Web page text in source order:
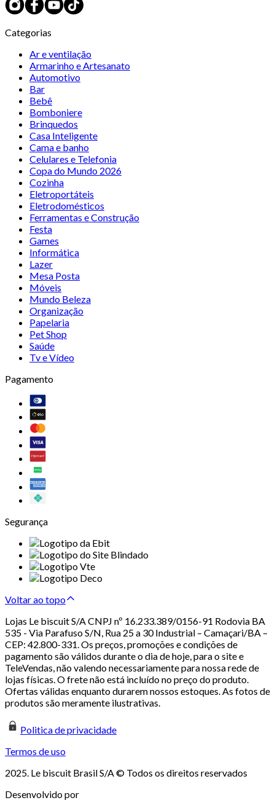
Categorias
Ar e ventilação
Armarinho e Artesanato
Automotivo
Bar
Bebê
Bomboniere
Brinquedos
Casa Inteligente
Cama e banho
Celulares e Telefonia
Copa do Mundo 2026
Cozinha
Eletroportáteis
Eletrodomésticos
Ferramentas e Construção
Festa
Games
Informática
Lazer
Mesa Posta
Móveis
Mundo Beleza
Organização
Papelaria
Pet Shop
Saúde
Tv e Vídeo
Pagamento
Segurança
Voltar ao topo
Lojas Le biscuit S/A CNPJ nº 16.233.389/0156-91 Rodovia BA
535 - Via Parafuso S/N, Rua 25 a 30 Industrial – Camaçari/BA –
CEP: 42.800-331. Os preços, promoções e condições de
pagamento são válidos durante o dia de hoje, para o site e
TeleVendas, não valendo necessariamente para nossa rede de
lojas físicas. O frete não está incluído no preço do produto.
Ofertas válidas enquanto durarem nossos estoques. As fotos de
produtos são meramente ilustrativas.
Politica de privacidade
Termos de uso
2025. Le biscuit Brasil S/A © Todos os direitos reservados
Desenvolvido por